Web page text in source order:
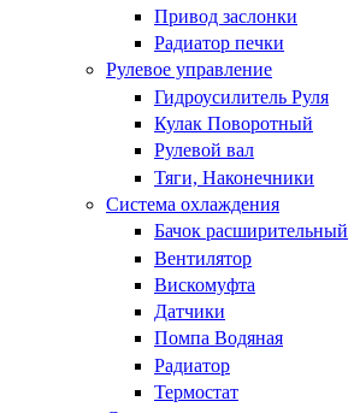
Привод заслонки
Радиатор печки
Рулевое управление
Гидроусилитель Руля
Кулак Поворотный
Рулевой вал
Тяги, Наконечники
Система охлаждения
Бачок расширительный
Вентилятор
Вискомуфта
Датчики
Помпа Водяная
Радиатор
Термостат